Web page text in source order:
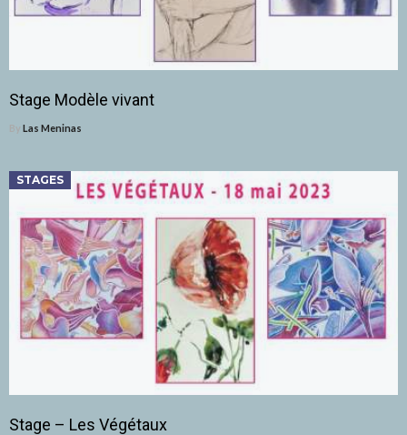
Stage Modèle vivant
By Las Meninas
STAGES
Stage – Les Végétaux